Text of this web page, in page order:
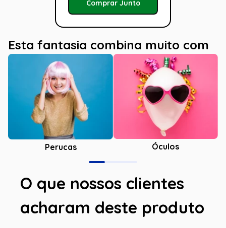
Comprar Junto
Esta fantasia combina muito com
Perucas Óculos
O que nossos clientes
acharam deste produto